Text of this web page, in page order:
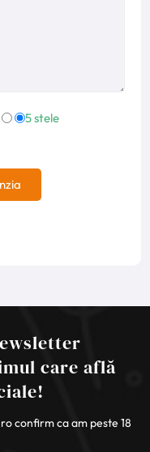
5 stele
care află
confirm ca am peste 18